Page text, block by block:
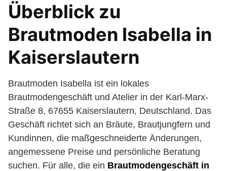
Überblick zu
Brautmoden Isabella in
Kaiserslautern
Brautmoden Isabella ist ein lokales
Brautmodengeschäft und Atelier in der Karl-Marx-
Straße 8, 67655 Kaiserslautern, Deutschland. Das
Geschäft richtet sich an Bräute, Brautjungfern und
Kundinnen, die maßgeschneiderte Änderungen,
angemessene Preise und persönliche Beratung
suchen. Für alle, die ein Brautmodengeschäft in